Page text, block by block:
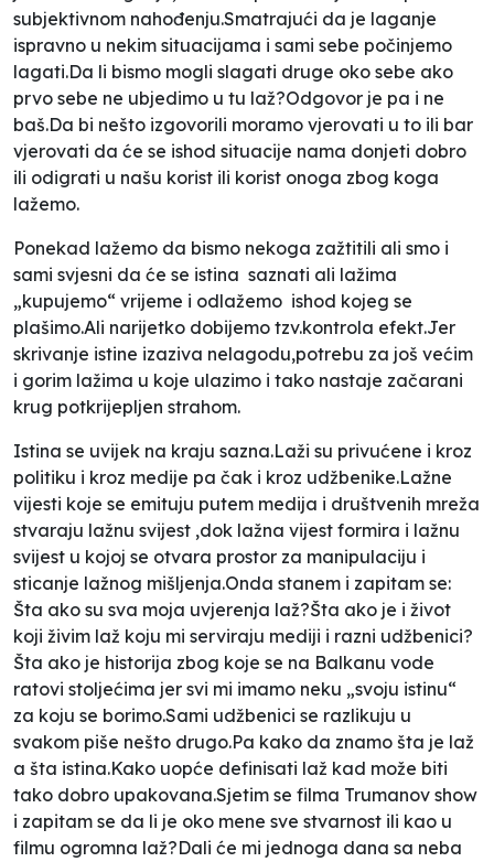
subjektivnom nahođenju.Smatrajući da je laganje
ispravno u nekim situacijama i sami sebe počinjemo
lagati.Da li bismo mogli slagati druge oko sebe ako
prvo sebe ne ubjedimo u tu laž?Odgovor je pa i ne
baš.Da bi nešto izgovorili moramo vjerovati u to ili bar
vjerovati da će se ishod situacije nama donjeti dobro
ili odigrati u našu korist ili korist onoga zbog koga
lažemo.
Ponekad lažemo da bismo nekoga zažtitili ali smo i
sami svjesni da će se istina saznati ali lažima
„kupujemo“ vrijeme i odlažemo ishod kojeg se
plašimo.Ali narijetko dobijemo tzv.kontrola efekt.Jer
skrivanje istine izaziva nelagodu,potrebu za još većim
i gorim lažima u koje ulazimo i tako nastaje začarani
krug potkrijepljen strahom.
Istina se uvijek na kraju sazna.Laži su privućene i kroz
politiku i kroz medije pa čak i kroz udžbenike.Lažne
vijesti koje se emituju putem medija i društvenih mreža
stvaraju lažnu svijest ,dok lažna vijest formira i lažnu
svijest u kojoj se otvara prostor za manipulaciju i
sticanje lažnog mišljenja.Onda stanem i zapitam se:
Šta ako su sva moja uvjerenja laž?Šta ako je i život
koji živim laž koju mi serviraju mediji i razni udžbenici?
Šta ako je historija zbog koje se na Balkanu vode
ratovi stoljećima jer svi mi imamo neku „svoju istinu“
za koju se borimo.Sami udžbenici se razlikuju u
svakom piše nešto drugo.Pa kako da znamo šta je laž
a šta istina.Kako uopće definisati laž kad može biti
tako dobro upakovana.Sjetim se filma Trumanov show
i zapitam se da li je oko mene sve stvarnost ili kao u
filmu ogromna laž?Dali će mi jednoga dana sa neba